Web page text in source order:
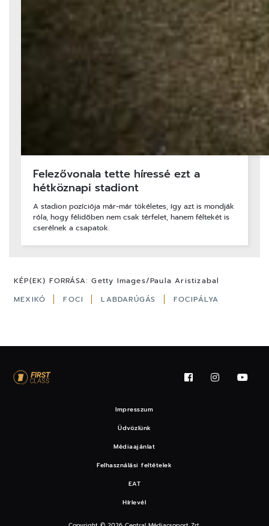
Felezővonala tette híressé ezt a
hétköznapi stadiont
A stadion pozíciója már-már tökéletes, így azt is mondják
róla, hogy félidőben nem csak térfelet, hanem féltekét is
cserélnek a csapatok.
KÉP(EK) FORRÁSA: Getty Images/Paula Aristizabal
MEXIKÓ
FOCI LABDARÚGÁS FOCIPÁLYA
Impresszum
Üdvözlünk
Médiaajánlat
Felhasználási feltételek
EAT
Hírlevél